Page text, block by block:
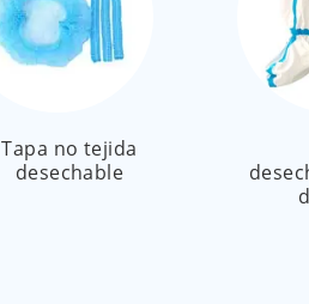
Tapa no tejida
desechable